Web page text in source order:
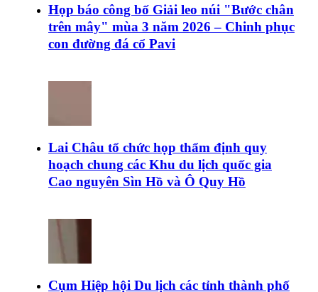
Họp báo công bố Giải leo núi "Bước chân
trên mây" mùa 3 năm 2026 – Chinh phục
con đường đá cổ Pavi
Lai Châu tổ chức họp thẩm định quy
hoạch chung các Khu du lịch quốc gia
Cao nguyên Sìn Hồ và Ô Quy Hồ
Cụm Hiệp hội Du lịch các tỉnh thành phố